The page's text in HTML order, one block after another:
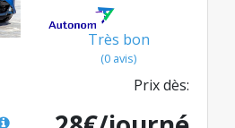
Très bon
(0 avis)
Prix dès: